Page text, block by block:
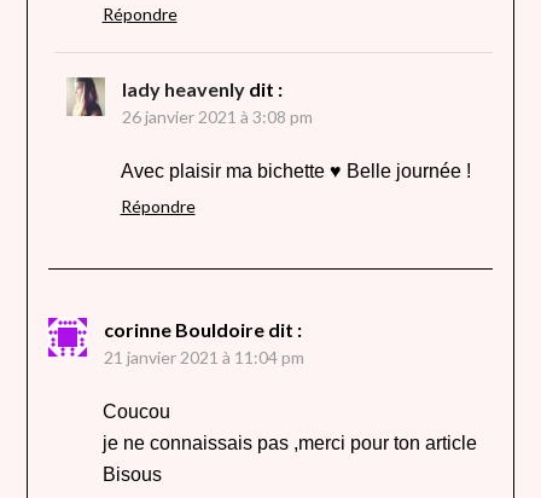
Répondre
lady heavenly dit :
26 janvier 2021 à 3:08 pm
Avec plaisir ma bichette ♥ Belle journée !
Répondre
corinne Bouldoire dit :
21 janvier 2021 à 11:04 pm
Coucou
je ne connaissais pas ,merci pour ton article
Bisous